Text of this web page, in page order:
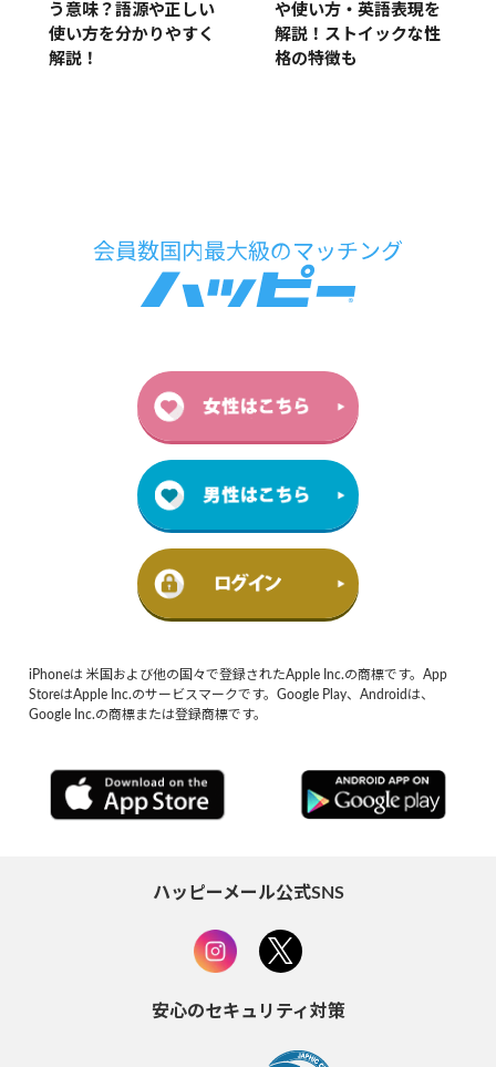
う意味？語源や正しい
使い方を分かりやすく
解説！
や使い方・英語表現を
解説！ストイックな性
格の特徴も
iPhoneは 米国および他の国々で登録されたApple Inc.の商標です。App
StoreはApple Inc.のサービスマークです。Google Play、Androidは、
Google Inc.の商標または登録商標です。
ハッピーメール公式SNS
安心のセキュリティ対策